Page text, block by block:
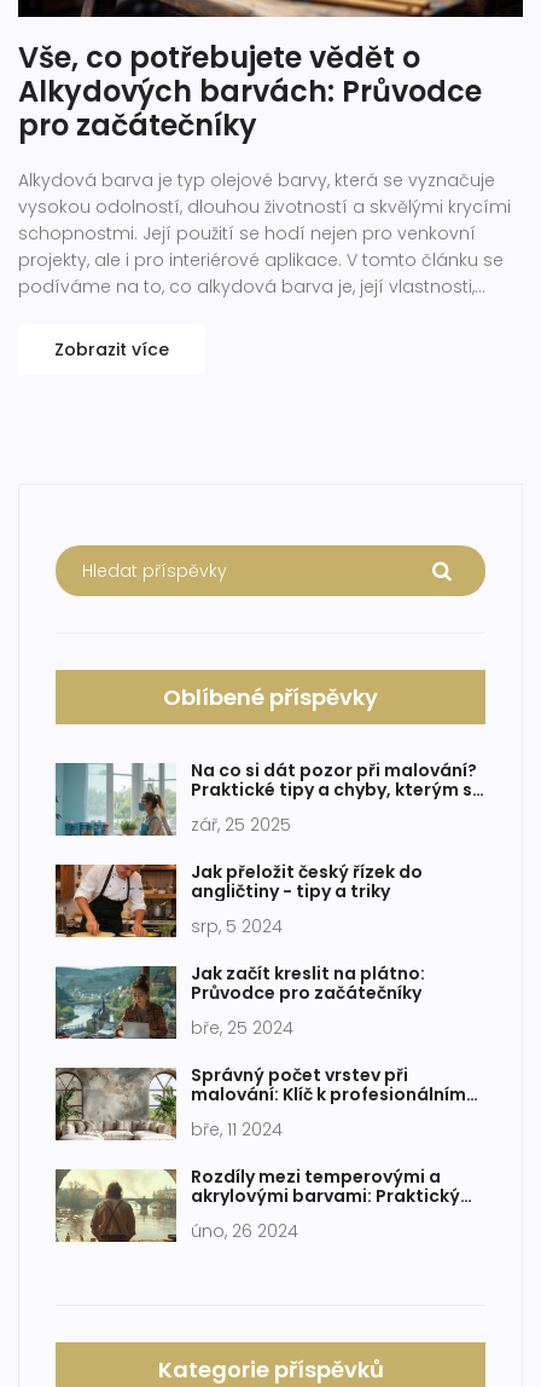
Vše, co potřebujete vědět o
Alkydových barvách: Průvodce
pro začátečníky
Alkydová barva je typ olejové barvy, která se vyznačuje
vysokou odolností, dlouhou životností a skvělými krycími
schopnostmi. Její použití se hodí nejen pro venkovní
projekty, ale i pro interiérové aplikace. V tomto článku se
podíváme na to, co alkydová barva je, její vlastnosti,
tímto typem barvy. Připravte se objevit, proč je alkydová
Zobrazit více
Oblíbené příspěvky
Na co si dát pozor při malování?
Praktické tipy a chyby, kterým se
zář, 25 2025
Jak přeložit český řízek do
angličtiny - tipy a triky
srp, 5 2024
Jak začít kreslit na plátno:
Průvodce pro začátečníky
bře, 25 2024
Správný počet vrstev při
malování: Klíč k profesionálnímu
bře, 11 2024
Rozdíly mezi temperovými a
akrylovými barvami: Praktický
úno, 26 2024
Kategorie příspěvků